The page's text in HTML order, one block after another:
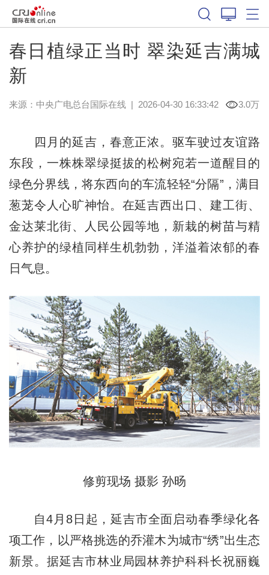
春日植绿正当时 翠染延吉满城
新
来源：中央广电总台国际在线| 2026-04-30 16:33:42 3.0万
四月的延吉，春意正浓。驱车驶过友谊路
东段，一株株翠绿挺拔的松树宛若一道醒目的
绿色分界线，将东西向的车流轻轻“分隔”，满目
葱茏令人心旷神怡。在延吉西出口、建工街、
金达莱北街、人民公园等地，新栽的树苗与精
心养护的绿植同样生机勃勃，洋溢着浓郁的春
日气息。
修剪现场 摄影 孙旸
自4月8日起，延吉市全面启动春季绿化各
项工作，以严格挑选的乔灌木为城市“绣”出生态
新景。据延吉市林业局园林养护科科长祝丽巍